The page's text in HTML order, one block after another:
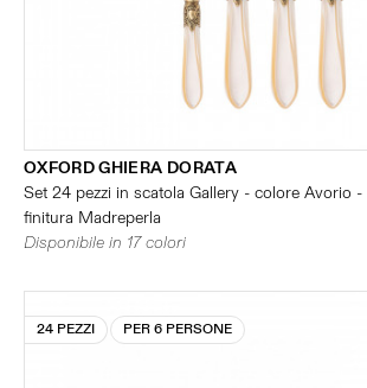
OXFORD GHIERA DORATA
Set 24 pezzi in scatola Gallery - colore Avorio -
finitura Madreperla
Disponibile in 17 colori
24 PEZZI PER 6 PERSONE